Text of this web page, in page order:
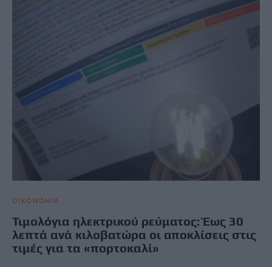
ΟΙΚΟΝΟΜΙΑ
Τιμολόγια ηλεκτρικού ρεύματος: Έως 30
λεπτά ανά κιλοβατώρα οι αποκλίσεις στις
τιμές για τα «πορτοκαλί»